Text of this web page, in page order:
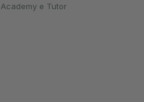
Academy e Tutor